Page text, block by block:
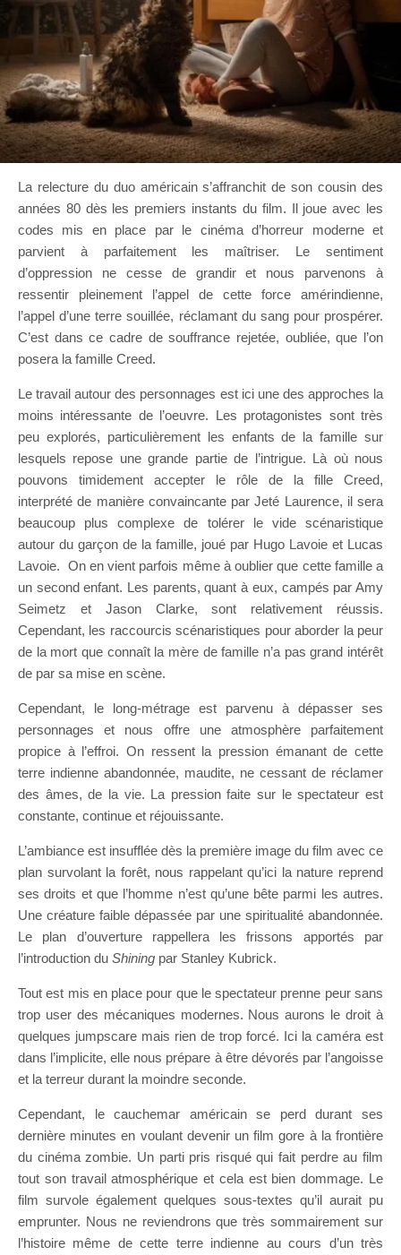
La relecture du duo américain s’affranchit de son cousin des
années 80 dès les premiers instants du film. Il joue avec les
codes mis en place par le cinéma d’horreur moderne et
parvient à parfaitement les maîtriser. Le sentiment
d’oppression ne cesse de grandir et nous parvenons à
ressentir pleinement l’appel de cette force amérindienne,
l’appel d’une terre souillée, réclamant du sang pour prospérer.
C’est dans ce cadre de souffrance rejetée, oubliée, que l’on
posera la famille Creed.
Le travail autour des personnages est ici une des approches la
moins intéressante de l’oeuvre. Les protagonistes sont très
peu explorés, particulièrement les enfants de la famille sur
lesquels repose une grande partie de l’intrigue. Là où nous
pouvons timidement accepter le rôle de la fille Creed,
interprété de manière convaincante par Jeté Laurence, il sera
beaucoup plus complexe de tolérer le vide scénaristique
autour du garçon de la famille, joué par Hugo Lavoie et Lucas
Lavoie. On en vient parfois même à oublier que cette famille a
un second enfant. Les parents, quant à eux, campés par Amy
Seimetz et Jason Clarke, sont relativement réussis.
Cependant, les raccourcis scénaristiques pour aborder la peur
de la mort que connaît la mère de famille n’a pas grand intérêt
de par sa mise en scène.
Cependant, le long-métrage est parvenu à dépasser ses
personnages et nous offre une atmosphère parfaitement
propice à l’effroi. On ressent la pression émanant de cette
terre indienne abandonnée, maudite, ne cessant de réclamer
des âmes, de la vie. La pression faite sur le spectateur est
constante, continue et réjouissante.
L’ambiance est insufflée dès la première image du film avec ce
plan survolant la forêt, nous rappelant qu’ici la nature reprend
ses droits et que l’homme n’est qu’une bête parmi les autres.
Une créature faible dépassée par une spiritualité abandonnée.
Le plan d’ouverture rappellera les frissons apportés par
l’introduction du Shining par Stanley Kubrick.
Tout est mis en place pour que le spectateur prenne peur sans
trop user des mécaniques modernes. Nous aurons le droit à
quelques jumpscare mais rien de trop forcé. Ici la caméra est
dans l’implicite, elle nous prépare à être dévorés par l’angoisse
et la terreur durant la moindre seconde.
Cependant, le cauchemar américain se perd durant ses
dernière minutes en voulant devenir un film gore à la frontière
du cinéma zombie. Un parti pris risqué qui fait perdre au film
tout son travail atmosphérique et cela est bien dommage. Le
film survole également quelques sous-textes qu’il aurait pu
emprunter. Nous ne reviendrons que très sommairement sur
l’histoire même de cette terre indienne au cours d’un très